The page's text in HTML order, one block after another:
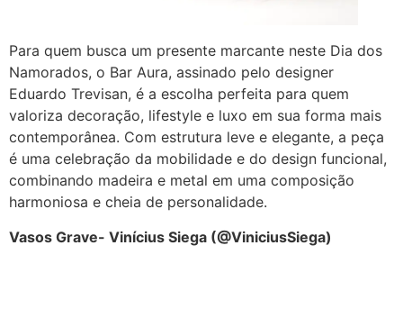
Para quem busca um presente marcante neste Dia dos
Namorados, o Bar Aura, assinado pelo designer
Eduardo Trevisan, é a escolha perfeita para quem
valoriza decoração, lifestyle e luxo em sua forma mais
contemporânea. Com estrutura leve e elegante, a peça
é uma celebração da mobilidade e do design funcional,
combinando madeira e metal em uma composição
harmoniosa e cheia de personalidade.
Vasos Grave- Vinícius Siega (@ViniciusSiega)